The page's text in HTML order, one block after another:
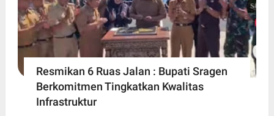
Resmikan 6 Ruas Jalan : Bupati Sragen
Berkomitmen Tingkatkan Kwalitas
Infrastruktur